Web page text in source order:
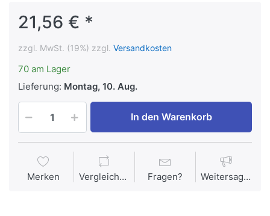
21,56 € *
zzgl. MwSt. (19%) zzgl. Versandkosten
70 am Lager
Lieferung: Montag, 10. Aug.
In den Warenkorb
Merken Vergleichen Fragen? Weitersagen